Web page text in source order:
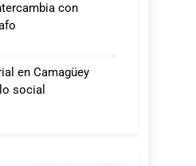
con
en Camagüey
social